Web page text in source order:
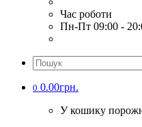
Час роботи
Пн-Пт 09:00 -
0 0.00грн.
У кошику